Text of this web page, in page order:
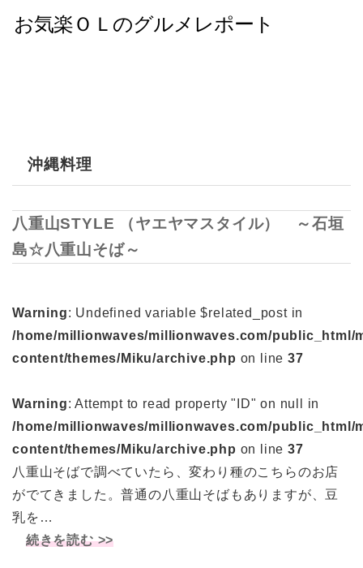
沖縄料理
八重山STYLE （ヤエヤマスタイル） ～石垣
島☆八重山そば～
Warning: Undefined variable $related_post in
/home/millionwaves/millionwaves.com/public_html/
content/themes/Miku/archive.php on line37
Warning: Attempt to read property "ID" on null in
/home/millionwaves/millionwaves.com/public_html/
content/themes/Miku/archive.php on line37
八重山そばで調べていたら、変わり種のこちらのお店
がでてきました。普通の八重山そばもありますが、豆
乳を…
続きを読む >>